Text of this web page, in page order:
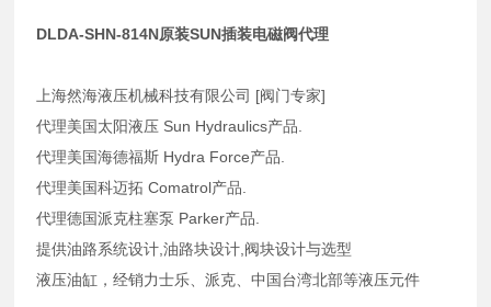
DLDA-SHN-814N原装SUN插装电磁阀代理
上海然海液压机械科技有限公司 [阀门专家]
代理美国太阳液压 Sun Hydraulics产品.
代理美国海德福斯 Hydra Force产品.
代理美国科迈拓 Comatrol产品.
代理德国派克柱塞泵 Parker产品.
提供油路系统设计,油路块设计,阀块设计与选型
液压油缸，经销力士乐、派克、中国台湾北部等液压元件